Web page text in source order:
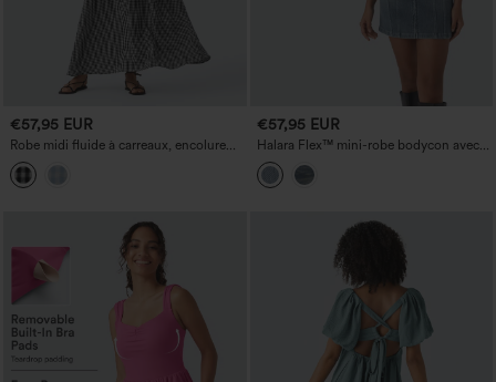
€57,95 EUR
Robe midi fluide à carreaux, encolure
ronde, sans manches, froncée, effet lin,
décontractée, avec poches
€57,95 EUR
Halara Flex™ mini-robe bodycon avec
lanière au cou, fermeture éclair et
ceinture, en jean délavé, style
décontracté.